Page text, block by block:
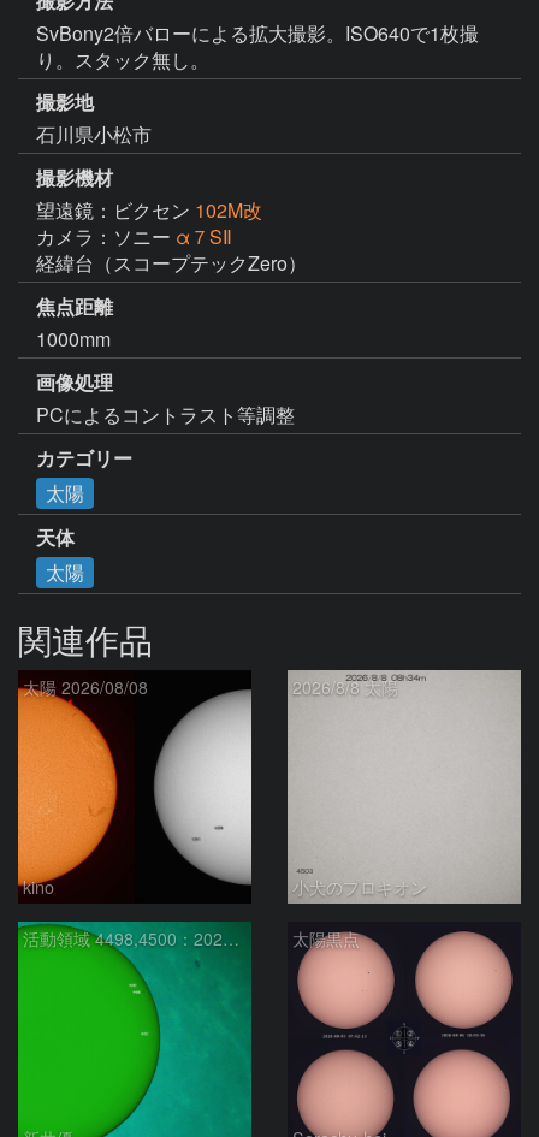
SvBony2倍バローによる拡大撮影。ISO640で1枚撮
り。スタック無し。
撮影地
石川県小松市
撮影機材
望遠鏡：ビクセン 102M改
カメラ：ソニー α７SⅡ
経緯台（スコープテックZero）
焦点距離
1000mm
画像処理
PCによるコントラスト等調整
カテゴリー
太陽
天体
太陽
関連作品
太陽 2026/08/08
kino
2026/8/8 太陽
小犬のプロキオン
活動領域 4498,4500：2026/08/08 太陽黒点